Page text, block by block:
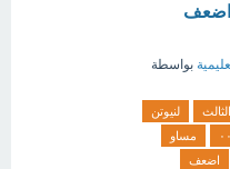
اضعف
بواسطة
الثالث
لنيوتن
مساو
اضعف